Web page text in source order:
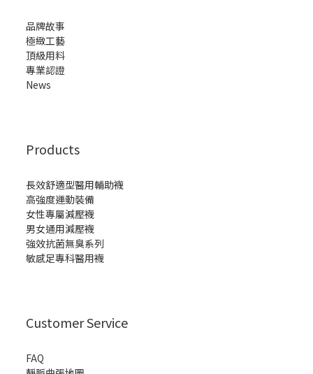
品牌故事
極緻工藝
頂級用料
專業認證
News
Products
長效舒適型醫用輔助襪
高強度運動裝備
女性專屬減壓襪
男女通用減壓襪
強效抗菌無臭系列
敏感足專科醫用襪
Customer Service
FAQ